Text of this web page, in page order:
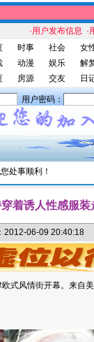
·用户发布信息 ·
时事 社会
女
动漫 娱乐
解
房源 交友 日
用户密码：
处事顺利！
着诱人性感服装
2012-06-09
式风情街开幕。来自